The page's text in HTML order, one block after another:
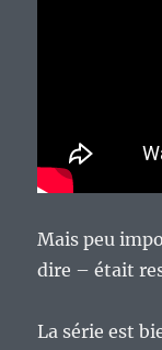
Mais peu
dire – était
La série est